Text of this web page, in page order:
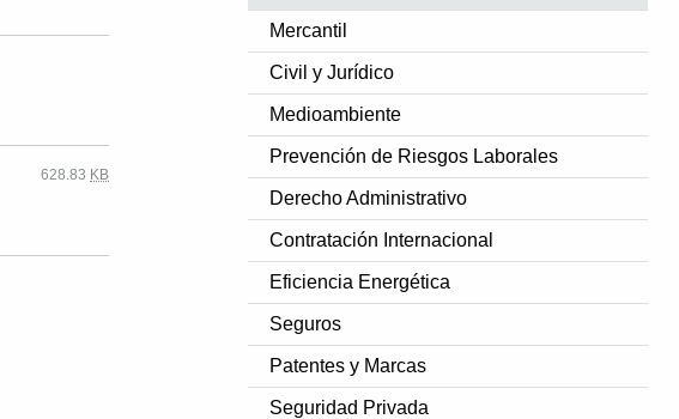
Mercantil
Civil y Jurídico
Medioambiente
Prevención de Riesgos Laborales
Derecho Administrativo
Contratación Internacional
Eficiencia Energética
Seguros
Patentes y Marcas
Seguridad Privada
628.83 KB